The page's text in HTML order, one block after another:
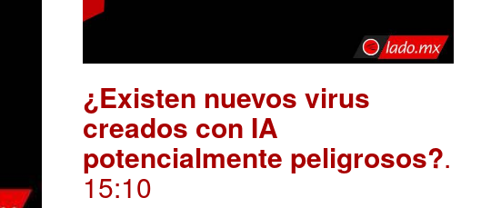
¿Existen nuevos virus
creados con IA
potencialmente peligrosos?.
15:10